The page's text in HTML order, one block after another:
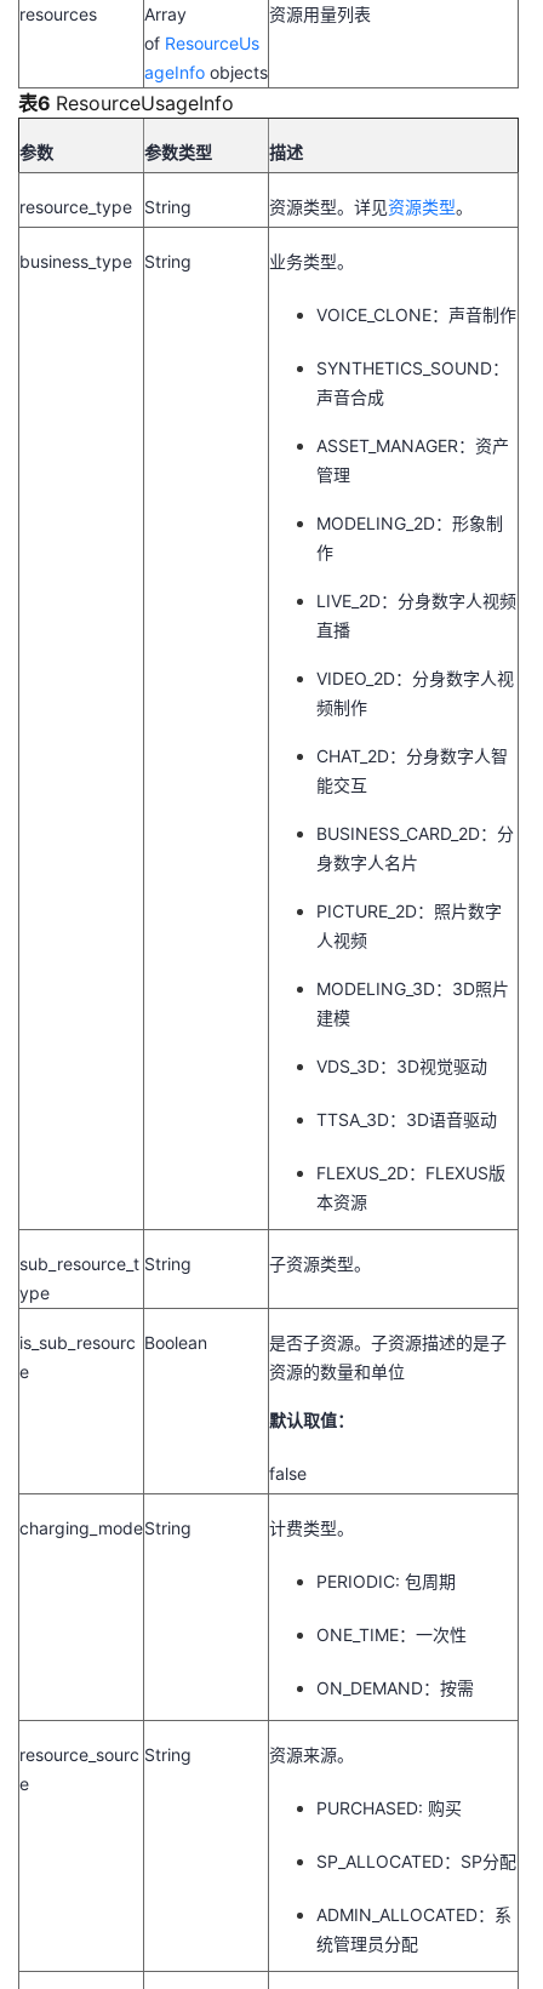
resources
Array
of ResourceUs
ageInfo objects
资源用量列表
表6 ResourceUsageInfo
参数 参数类型 描述
resource_type String 资源类型。详见资源类型。
business_type String 业务类型。
VOICE_CLONE：声音制作
SYNTHETICS_SOUND：
声音合成
ASSET_MANAGER：资产
管理
MODELING_2D：形象制
作
LIVE_2D：分身数字人视频
直播
VIDEO_2D：分身数字人视
频制作
CHAT_2D：分身数字人智
能交互
BUSINESS_CARD_2D：分
身数字人名片
PICTURE_2D：照片数字
人视频
MODELING_3D：3D照片
建模
VDS_3D：3D视觉驱动
TTSA_3D：3D语音驱动
FLEXUS_2D：FLEXUS版
本资源
sub_resource_t
ype
String 子资源类型。
is_sub_resourc
e
Boolean
是否子资源。子资源描述的是子
资源的数量和单位
默认取值：
false
charging_modeString 计费类型。
PERIODIC: 包周期
ONE_TIME：一次性
ON_DEMAND：按需
resource_sourc
e
String 资源来源。
PURCHASED: 购买
SP_ALLOCATED：SP分配
ADMIN_ALLOCATED：系
统管理员分配